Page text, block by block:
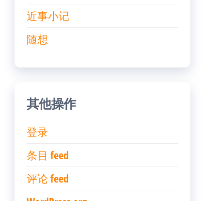
近事小记
随想
其他操作
登录
条目 feed
评论 feed